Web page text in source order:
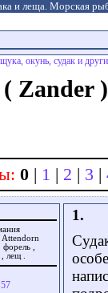
и леща. Морская
окунь, судак и
Zander
0 | 1 | 2 | 3 |
Attendorn
форель ,
, лещ .
57
1.